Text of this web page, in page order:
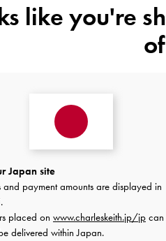
品質
like you're
Japan site
and payment amounts are displayed in
.
placed on www.charleskeith.jp/jp can
delivered within Japan.